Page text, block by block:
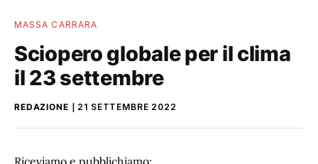
MASSA CARRARA
Sciopero globale per il clima
il 23 settembre
REDAZIONE 21 SETTEMBRE 2022
Riceviamo e pubblichiamo: